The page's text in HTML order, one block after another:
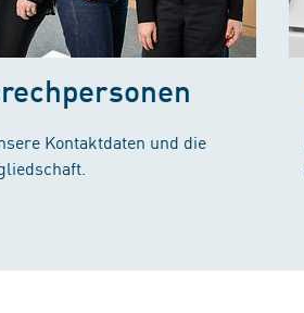
Kontaktdaten und die